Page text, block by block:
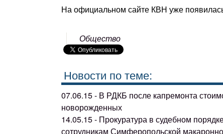
На официальном сайте КВН уже
Общество
Новости по теме:
07.06.15 - В РДКБ после капремонта
новорожденных
14.05.15 - Прокуратура в судебном
сотрудникам Симферопольской